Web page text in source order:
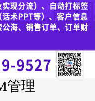
管理